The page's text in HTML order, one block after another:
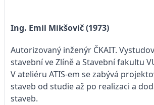
Ing. Emil Mikšovič (1973)
Autorizovaný inženýr ČKAIT.
stavební ve Zlíně a Stavební fakultu
V ateliéru ATIS-em se zabývá
staveb od studie až po realizaci a
staveb.